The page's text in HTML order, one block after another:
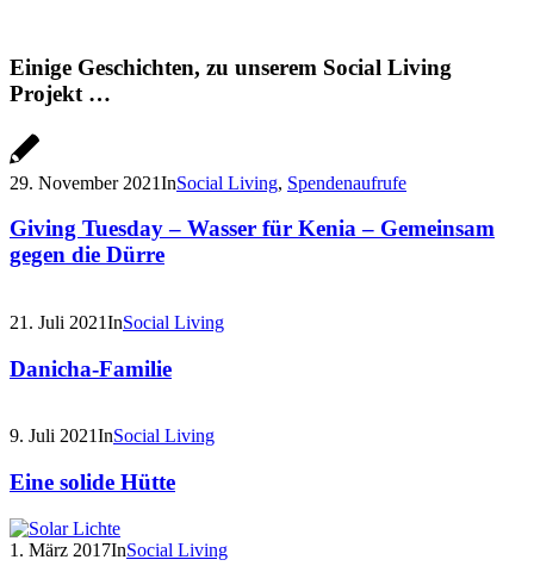
Einige Geschichten, zu unserem Social Living
Projekt …
29. November 2021InSocial Living, Spendenaufrufe
Giving Tuesday – Wasser für Kenia – Gemeinsam
gegen die Dürre
21. Juli 2021InSocial Living
Danicha-Familie
9. Juli 2021InSocial Living
Eine solide Hütte
1. März 2017InSocial Living